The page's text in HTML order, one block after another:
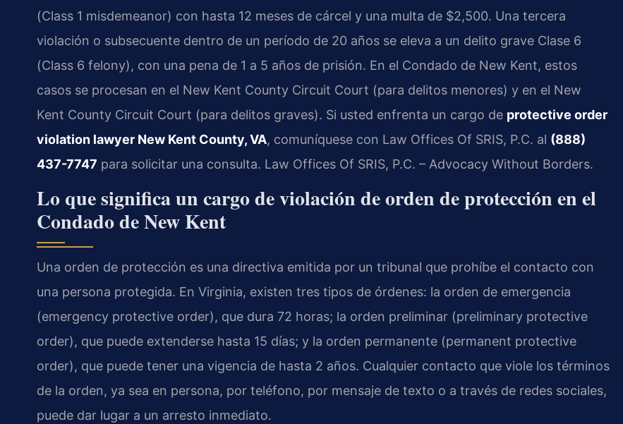
(Class 1 misdemeanor) con hasta 12 meses de cárcel y una multa de $2,500. Una tercera
violación o subsecuente dentro de un período de 20 años se eleva a un delito grave Clase 6
(Class 6 felony), con una pena de 1 a 5 años de prisión. En el Condado de New Kent, estos
casos se procesan en el New Kent County Circuit Court (para delitos menores) y en el New
Kent County Circuit Court (para delitos graves). Si usted enfrenta un cargo de protective order
violation lawyer New Kent County, VA, comuníquese con Law Offices Of SRIS, P.C. al (888)
437-7747 para solicitar una consulta. Law Offices Of SRIS, P.C. – Advocacy Without Borders.
Lo que significa un cargo de violación de orden de protección en el
Condado de New Kent
Una orden de protección es una directiva emitida por un tribunal que prohíbe el contacto con
una persona protegida. En Virginia, existen tres tipos de órdenes: la orden de emergencia
(emergency protective order), que dura 72 horas; la orden preliminar (preliminary protective
order), que puede extenderse hasta 15 días; y la orden permanente (permanent protective
order), que puede tener una vigencia de hasta 2 años. Cualquier contacto que viole los términos
de la orden, ya sea en persona, por teléfono, por mensaje de texto o a través de redes sociales,
puede dar lugar a un arresto inmediato.